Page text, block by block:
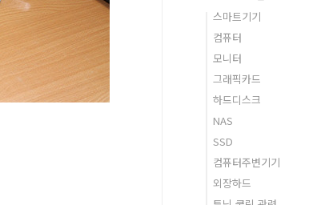
스마트기기
컴퓨터
모니터
그래픽카드
하드디스크
NAS
SSD
컴퓨터주변기기
외장하드